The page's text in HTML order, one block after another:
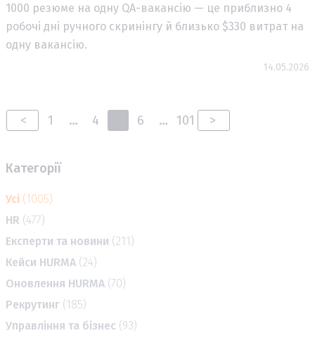
1000 резюме на одну QA-вакансію — це приблизно 4
робочі дні ручного скринінгу й близько $330 витрат на
одну вакансію.
14.05.2026
< 1 … 4 6 … 101 >
Категорії
Усі (1005)
HR (477)
Експерти та новини (211)
Кейси HURMA (24)
Оновлення HURMA (70)
Рекрутинг (185)
Управління та бізнес (93)